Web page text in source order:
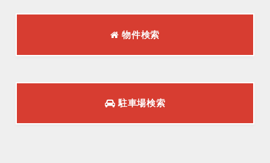
物件検索
駐車場検索